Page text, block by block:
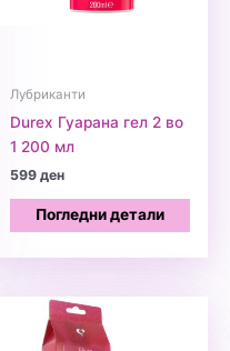
Лубриканти
Durex Гуарана гел 2 во
1 200 мл
599ден
Погледни детали